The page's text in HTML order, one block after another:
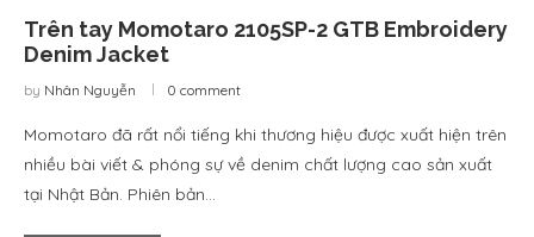
Trên tay Momotaro 2105SP-2 GTB Embroidery
Denim Jacket
by Nhân Nguyễn 0 comment
Momotaro đã rất nổi tiếng khi thương hiệu được xuất hiện trên
nhiều bài viết & phóng sự về denim chất lượng cao sản xuất
tại Nhật Bản. Phiên bản…